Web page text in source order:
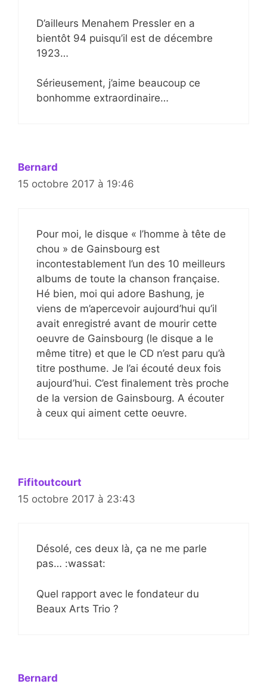
D’ailleurs Menahem Pressler en a
bientôt 94 puisqu’il est de décembre
1923…
Sérieusement, j’aime beaucoup ce
bonhomme extraordinaire…
Bernard
15 octobre 2017 à 19:46
Pour moi, le disque « l’homme à tête de
chou » de Gainsbourg est
incontestablement l’un des 10 meilleurs
albums de toute la chanson française.
Hé bien, moi qui adore Bashung, je
viens de m’apercevoir aujourd’hui qu’il
avait enregistré avant de mourir cette
oeuvre de Gainsbourg (le disque a le
même titre) et que le CD n’est paru qu’à
titre posthume. Je l’ai écouté deux fois
aujourd’hui. C’est finalement très proche
de la version de Gainsbourg. A écouter
à ceux qui aiment cette oeuvre.
Fifitoutcourt
15 octobre 2017 à 23:43
Désolé, ces deux là, ça ne me parle
pas… :wassat:
Quel rapport avec le fondateur du
Beaux Arts Trio ?
Bernard